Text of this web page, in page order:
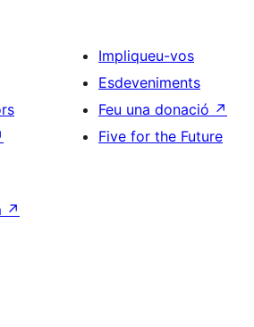
Impliqueu-vos
Esdeveniments
Feu una donació ↗
Five for the Future
↗